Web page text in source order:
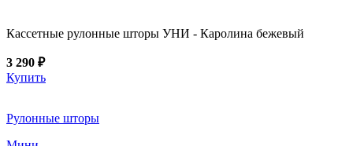
Кассетные рулонные шторы УНИ - Каролина бежевый
3 290 ₽
Купить
Рулонные шторы